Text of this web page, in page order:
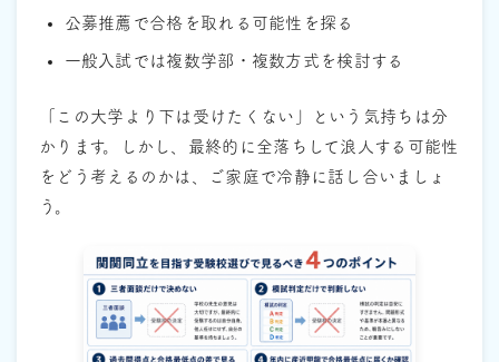
公募推薦で合格を取れる可能性を探る
一般入試では複数学部・複数方式を検討する
「この大学より下は受けたくない」という気持ちは分
かります。しかし、最終的に全落ちして浪人する可能性
をどう考えるのかは、ご家庭で冷静に話し合いましょ
う。